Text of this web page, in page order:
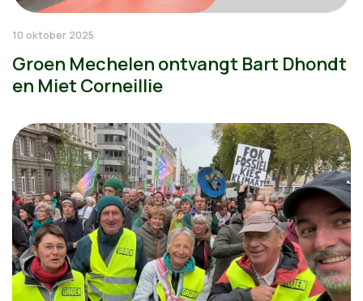
10 oktober 2025
Groen Mechelen ontvangt Bart Dhondt
en Miet Corneillie